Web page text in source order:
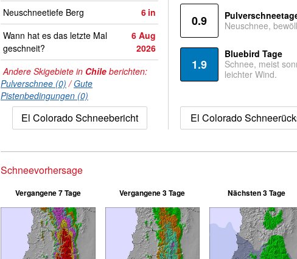
Neuschneetiefe Berg
6 in
Wann hat es das letzte Mal
geschneit?
6 Aug
2026
Andere Skigebiete in Chile berichten:
Pulverschnee (0) /Gute
Pistenbedingungen (0)
El Colorado Schneebericht
0.9
Neuschnee,
1.9
Bluebird Tage
Schnee, meist
leichter Wind.
El Colorado
Schneevorhersage
Vergangene 7 Tage Vergangene 3 Tage Nächsten 3 Tage